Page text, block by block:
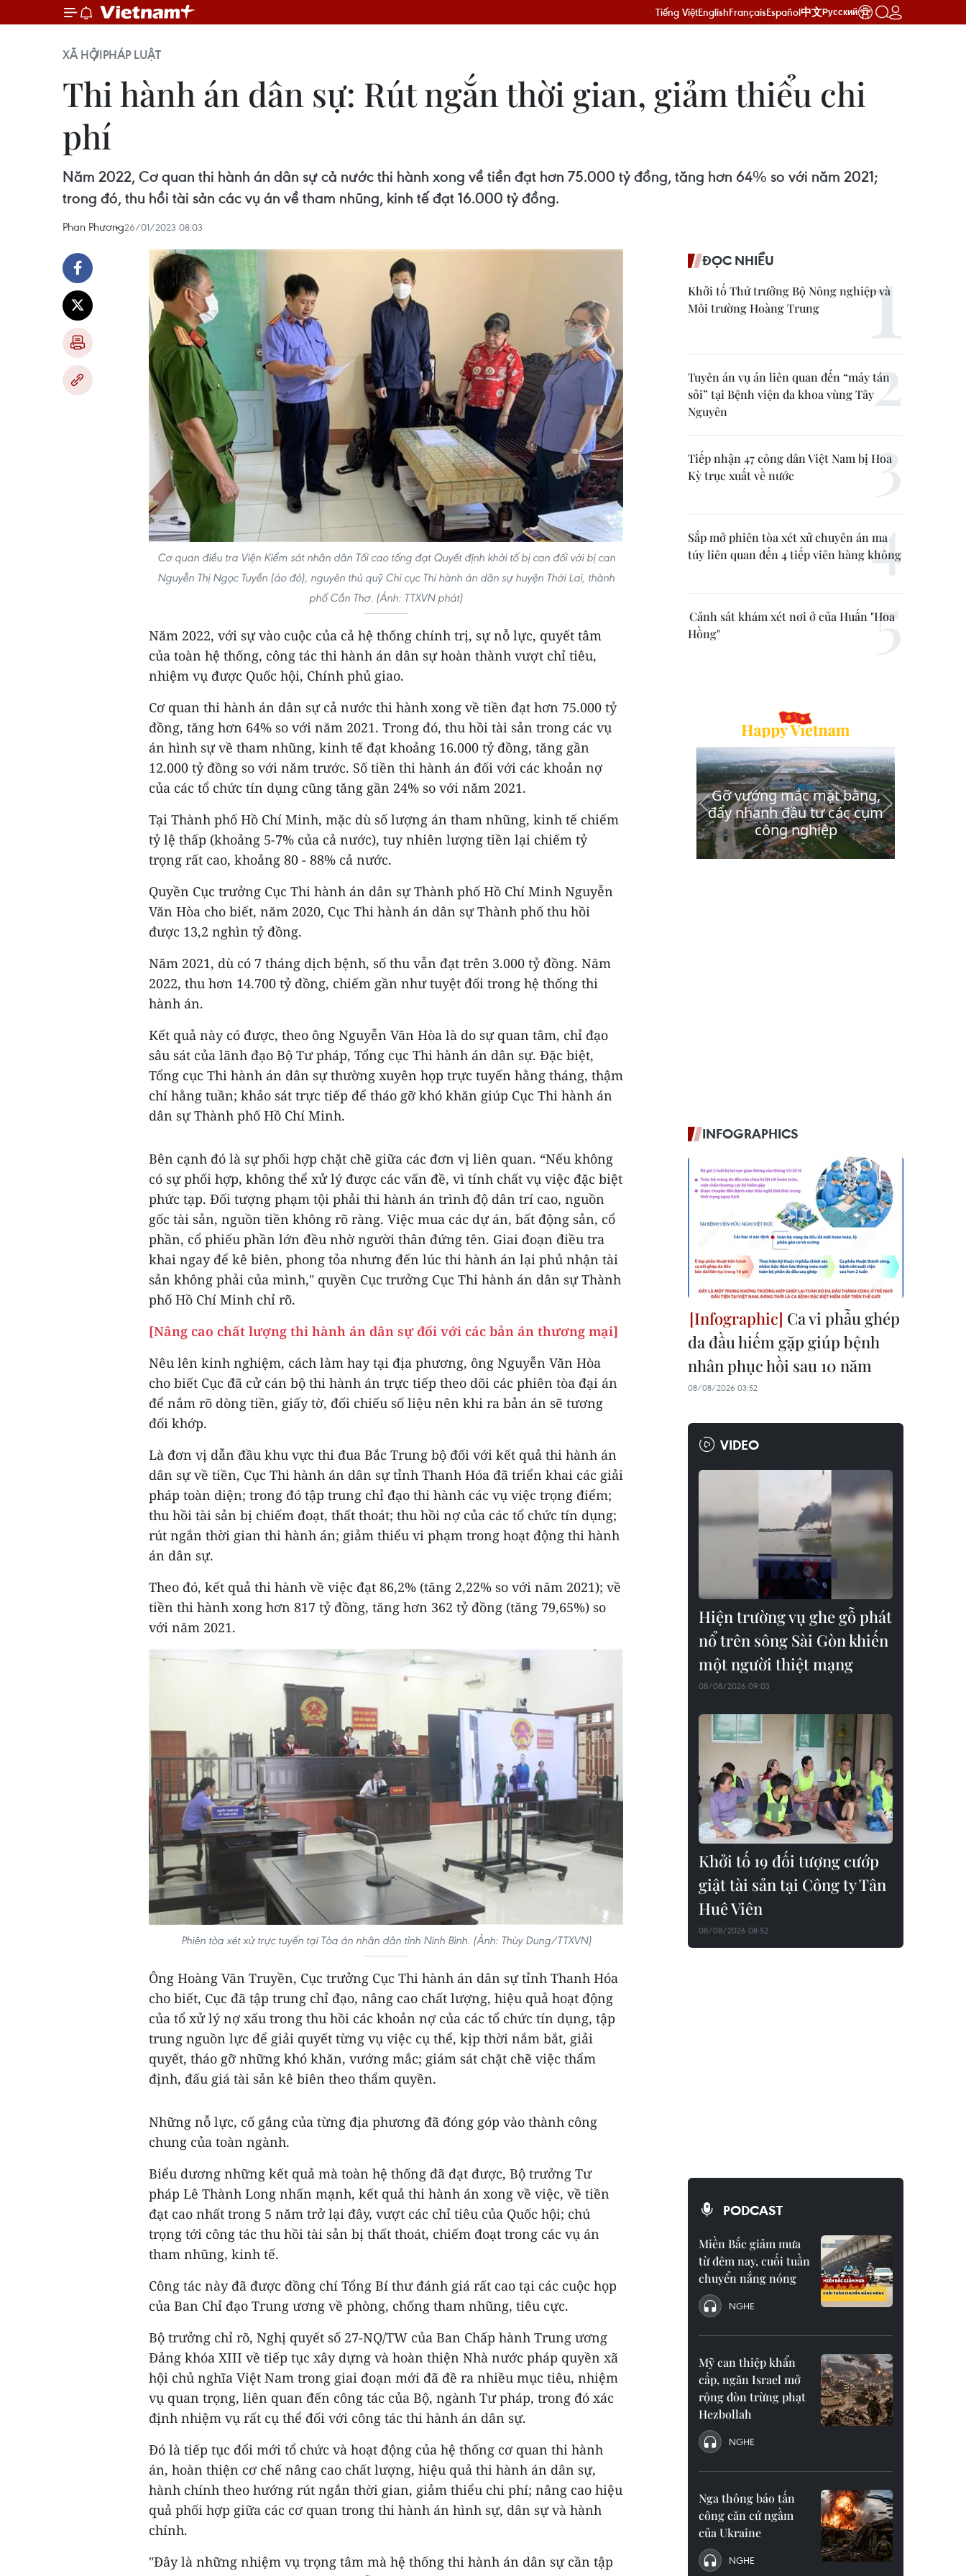
Tiếng ViệtEnglishFrançaisEspañol中文Русский
XÃ HỘIPHÁP LUẬT
Thi hành án dân sự: Rút ngắn thời gian, giảm thiểu chi
phí
Năm 2022, Cơ quan thi hành án dân sự cả nước thi hành xong về tiền đạt hơn 75.000 tỷ đồng, tăng hơn 64% so với năm 2021;
trong đó, thu hồi tài sản các vụ án về tham nhũng, kinh tế đạt 16.000 tỷ đồng.
Phan Phương26/01/2023 08:03
Cơ quan điều tra Viện Kiểm sát nhân dân Tối cao tống đạt Quyết định khởi tố bị can đối với bị can
Nguyễn Thị Ngọc Tuyền (áo đỏ), nguyên thủ quỹ Chi cục Thi hành án dân sự huyện Thới Lai, thành
phố Cần Thơ. (Ảnh: TTXVN phát)
Năm 2022, với sự vào cuộc của cả hệ thống chính trị, sự nỗ lực, quyết tâm
của toàn hệ thống, công tác thi hành án dân sự hoàn thành vượt chỉ tiêu,
nhiệm vụ được Quốc hội, Chính phủ giao.
Cơ quan thi hành án dân sự cả nước thi hành xong về tiền đạt hơn 75.000 tỷ
đồng, tăng hơn 64% so với năm 2021. Trong đó, thu hồi tài sản trong các vụ
án hình sự về tham nhũng, kinh tế đạt khoảng 16.000 tỷ đồng, tăng gần
12.000 tỷ đồng so với năm trước. Số tiền thi hành án đối với các khoản nợ
của các tổ chức tín dụng cũng tăng gần 24% so với năm 2021.
Tại Thành phố Hồ Chí Minh, mặc dù số lượng án tham nhũng, kinh tế chiếm
tỷ lệ thấp (khoảng 5-7% của cả nước), tuy nhiên lượng tiền lại chiếm tỷ
trọng rất cao, khoảng 80 - 88% cả nước.
Quyền Cục trưởng Cục Thi hành án dân sự Thành phố Hồ Chí Minh Nguyễn
Văn Hòa cho biết, năm 2020, Cục Thi hành án dân sự Thành phố thu hồi
được 13,2 nghìn tỷ đồng.
Năm 2021, dù có 7 tháng dịch bệnh, số thu vẫn đạt trên 3.000 tỷ đồng. Năm
2022, thu hơn 14.700 tỷ đồng, chiếm gần như tuyệt đối trong hệ thống thi
hành án.
Kết quả này có được, theo ông Nguyễn Văn Hòa là do sự quan tâm, chỉ đạo
sâu sát của lãnh đạo Bộ Tư pháp, Tổng cục Thi hành án dân sự. Đặc biệt,
Tổng cục Thi hành án dân sự thường xuyên họp trực tuyến hằng tháng, thậm
chí hằng tuần; khảo sát trực tiếp để tháo gỡ khó khăn giúp Cục Thi hành án
dân sự Thành phố Hồ Chí Minh.
Bên cạnh đó là sự phối hợp chặt chẽ giữa các đơn vị liên quan. “Nếu không
có sự phối hợp, không thể xử lý được các vấn đề, vì tính chất vụ việc đặc biệt
phức tạp. Đối tượng phạm tội phải thi hành án trình độ dân trí cao, nguồn
gốc tài sản, nguồn tiền không rõ ràng. Việc mua các dự án, bất động sản, cổ
phần, cổ phiếu phần lớn đều nhờ người thân đứng tên. Giai đoạn điều tra
khai ngay để kê biên, phong tỏa nhưng đến lúc thi hành án lại phủ nhận tài
sản không phải của mình," quyền Cục trưởng Cục Thi hành án dân sự Thành
phố Hồ Chí Minh chỉ rõ.
[Nâng cao chất lượng thi hành án dân sự đối với các bản án thương mại]
Nêu lên kinh nghiệm, cách làm hay tại địa phương, ông Nguyễn Văn Hòa
cho biết Cục đã cử cán bộ thi hành án trực tiếp theo dõi các phiên tòa đại án
để nắm rõ dòng tiền, giấy tờ, đối chiếu số liệu nên khi ra bản án sẽ tương
đối khớp.
Là đơn vị dẫn đầu khu vực thi đua Bắc Trung bộ đối với kết quả thi hành án
dân sự về tiền, Cục Thi hành án dân sự tỉnh Thanh Hóa đã triển khai các giải
pháp toàn diện; trong đó tập trung chỉ đạo thi hành các vụ việc trọng điểm;
thu hồi tài sản bị chiếm đoạt, thất thoát; thu hồi nợ của các tổ chức tín dụng;
rút ngắn thời gian thi hành án; giảm thiểu vi phạm trong hoạt động thi hành
án dân sự.
Theo đó, kết quả thi hành về việc đạt 86,2% (tăng 2,22% so với năm 2021); về
tiền thi hành xong hơn 817 tỷ đồng, tăng hơn 362 tỷ đồng (tăng 79,65%) so
với năm 2021.
Phiên tòa xét xử trực tuyến tại Tòa án nhân dân tỉnh Ninh Bình. (Ảnh: Thùy Dung/TTXVN)
Ông Hoàng Văn Truyền, Cục trưởng Cục Thi hành án dân sự tỉnh Thanh Hóa
cho biết, Cục đã tập trung chỉ đạo, nâng cao chất lượng, hiệu quả hoạt động
của tổ xử lý nợ xấu trong thu hồi các khoản nợ của các tổ chức tín dụng, tập
trung nguồn lực để giải quyết từng vụ việc cụ thể, kịp thời nắm bắt, giải
quyết, tháo gỡ những khó khăn, vướng mắc; giám sát chặt chẽ việc thẩm
định, đấu giá tài sản kê biên theo thẩm quyền.
Những nỗ lực, cố gắng của từng địa phương đã đóng góp vào thành công
chung của toàn ngành.
Biểu dương những kết quả mà toàn hệ thống đã đạt được, Bộ trưởng Tư
pháp Lê Thành Long nhấn mạnh, kết quả thi hành án xong về việc, về tiền
đạt cao nhất trong 5 năm trở lại đây, vượt các chỉ tiêu của Quốc hội; chú
trọng tới công tác thu hồi tài sản bị thất thoát, chiếm đoạt trong các vụ án
tham nhũng, kinh tế.
Công tác này đã được đồng chí Tổng Bí thư đánh giá rất cao tại các cuộc họp
của Ban Chỉ đạo Trung ương về phòng, chống tham nhũng, tiêu cực.
Bộ trưởng chỉ rõ, Nghị quyết số 27-NQ/TW của Ban Chấp hành Trung ương
Đảng khóa XIII về tiếp tục xây dựng và hoàn thiện Nhà nước pháp quyền xã
hội chủ nghĩa Việt Nam trong giai đoạn mới đã đề ra nhiều mục tiêu, nhiệm
vụ quan trọng, liên quan đến công tác của Bộ, ngành Tư pháp, trong đó xác
định nhiệm vụ rất cụ thể đối với công tác thi hành án dân sự.
Đó là tiếp tục đổi mới tổ chức và hoạt động của hệ thống cơ quan thi hành
án, hoàn thiện cơ chế nâng cao chất lượng, hiệu quả thi hành án dân sự,
hành chính theo hướng rút ngắn thời gian, giảm thiểu chi phí; nâng cao hiệu
quả phối hợp giữa các cơ quan trong thi hành án hình sự, dân sự và hành
chính.
"Đây là những nhiệm vụ trọng tâm mà hệ thống thi hành án dân sự cần tập
ĐỌC NHIỀU
Khởi tố Thứ trưởng Bộ Nông nghiệp và
Môi trường Hoàng Trung
Tuyên án vụ án liên quan đến “máy tán
sỏi” tại Bệnh viện đa khoa vùng Tây
Nguyên
Tiếp nhận 47 công dân Việt Nam bị Hoa
Kỳ trục xuất về nước
Sắp mở phiên tòa xét xử chuyên án ma
túy liên quan đến 4 tiếp viên hàng không
Cảnh sát khám xét nơi ở của Huấn "Hoa
Hồng"
INFOGRAPHICS
Ca vi phẫu ghép
da đầu hiếm gặp giúp bệnh
nhân phục hồi sau 10 năm
08/08/2026 03:52
VIDEO
Hiện trường vụ ghe gỗ phát
nổ trên sông Sài Gòn khiến
một người thiệt mạng
08/08/2026 09:03
Khởi tố 19 đối tượng cướp
giật tài sản tại Công ty Tân
Huê Viên
08/08/2026 08:52
PODCAST
Miền Bắc giảm mưa
từ đêm nay, cuối tuần
chuyển nắng nóng
NGHE
Mỹ can thiệp khẩn
cấp, ngăn Israel mở
rộng đòn trừng phạt
Hezbollah
NGHE
Nga thông báo tấn
công căn cứ ngầm
của Ukraine
NGHE